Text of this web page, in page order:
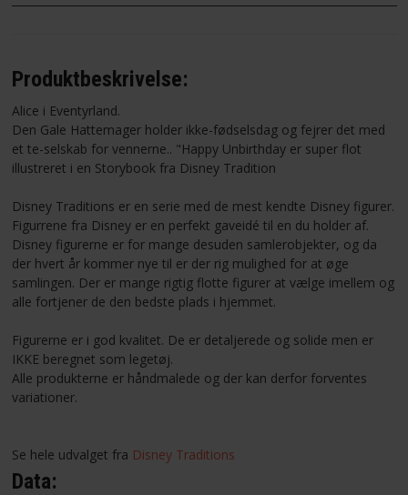
Produktbeskrivelse:
Alice i Eventyrland.
Den Gale Hattemager holder ikke-fødselsdag og fejrer det med
et te-selskab for vennerne.. "Happy Unbirthday er super flot
illustreret i en Storybook fra Disney Tradition
Disney Traditions er en serie med de mest kendte Disney figurer.
Figurrene fra Disney er en perfekt gaveidé til en du holder af.
Disney figurerne er for mange desuden samlerobjekter, og da
der hvert år kommer nye til er der rig mulighed for at øge
samlingen. Der er mange rigtig flotte figurer at vælge imellem og
alle fortjener de den bedste plads i hjemmet.
Figurerne er i god kvalitet. De er detaljerede og solide men er
IKKE beregnet som legetøj.
Alle produkterne er håndmalede og der kan derfor forventes
variationer.
Se hele udvalget fra Disney Traditions
Data: